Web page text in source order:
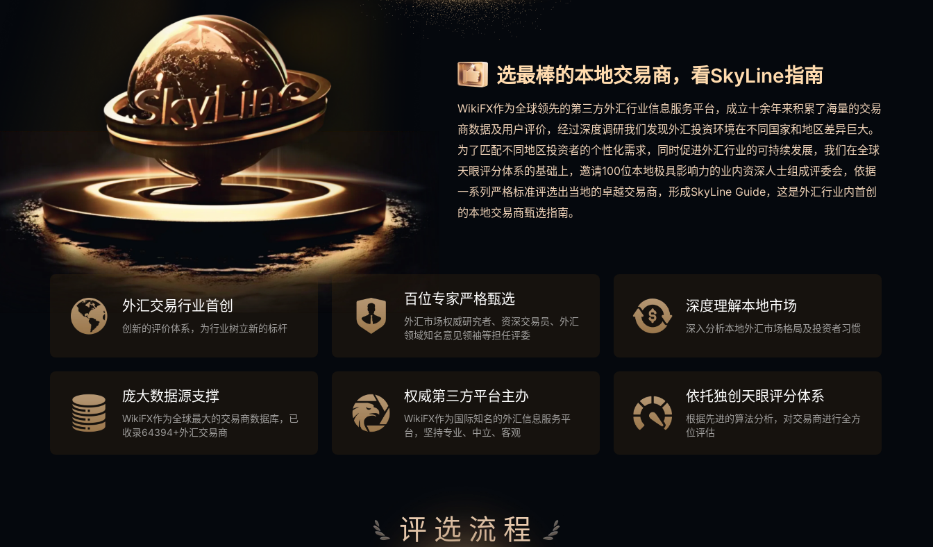
选最棒的本地交易商，看SkyLine指南
WikiFX作为全球领先的第三方外汇行业信息服务平台，成立十余年来积累了海量的交易
商数据及用户评价，经过深度调研我们发现外汇投资环境在不同国家和地区差异巨大。
为了匹配不同地区投资者的个性化需求，同时促进外汇行业的可持续发展，我们在全球
天眼评分体系的基础上，邀请100位本地极具影响力的业内资深人士组成评委会，依据
一系列严格标准评选出当地的卓越交易商，形成SkyLine Guide，这是外汇行业内首创
的本地交易商甄选指南。
外汇交易行业首创
创新的评价体系，为行业树立新的标杆
百位专家严格甄选
外汇市场权威研究者、资深交易员、外汇
领域知名意见领袖等担任评委
深度理解本地市场
深入分析本地外汇市场格局及投资者习惯
庞大数据源支撑
WikiFX作为全球最大的交易商数据库，已
收录64394+外汇交易商
权威第三方平台主办
WikiFX作为国际知名的外汇信息服务平
台，坚持专业、中立、客观
依托独创天眼评分体系
根据先进的算法分析，对交易商进行全方
位评估
评选流程